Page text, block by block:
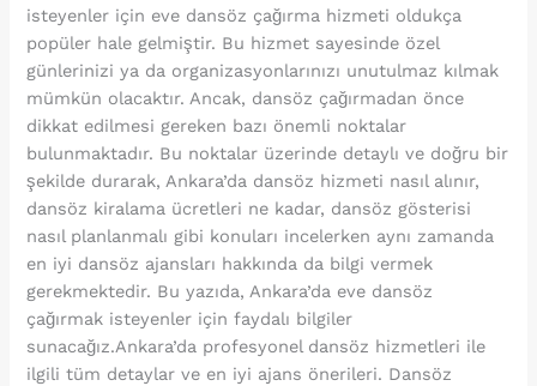
isteyenler için eve dansöz çağırma hizmeti oldukça
popüler hale gelmiştir. Bu hizmet sayesinde özel
günlerinizi ya da organizasyonlarınızı unutulmaz kılmak
mümkün olacaktır. Ancak, dansöz çağırmadan önce
dikkat edilmesi gereken bazı önemli noktalar
bulunmaktadır. Bu noktalar üzerinde detaylı ve doğru bir
şekilde durarak, Ankara’da dansöz hizmeti nasıl alınır,
dansöz kiralama ücretleri ne kadar, dansöz gösterisi
nasıl planlanmalı gibi konuları incelerken aynı zamanda
en iyi dansöz ajansları hakkında da bilgi vermek
gerekmektedir. Bu yazıda, Ankara’da eve dansöz
çağırmak isteyenler için faydalı bilgiler
sunacağız.Ankara’da profesyonel dansöz hizmetleri ile
ilgili tüm detaylar ve en iyi ajans önerileri. Dansöz